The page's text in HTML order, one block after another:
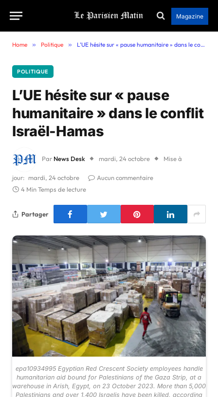
Magazine
Home » Politique » L’UE hésite sur « pause humanitaire » dans le conflit Israël-Hamas
POLITIQUE
L’UE hésite sur « pause
humanitaire » dans le conflit
Israël-Hamas
Par News Desk mardi, 24 octobre Mise à
jour: mardi, 24 octobre
Aucun commentaire
4 Min Temps de lecture
Partager
epa10934995 Egyptian Red Crescent Society employees handle
humanitarian aid bound for Palestinians of the Gaza Strip, at a
warehouse in Arish, Egypt, on 23 October 2023. More than 5,000
Palestinians and over 1,400 Israelis have been killed, according